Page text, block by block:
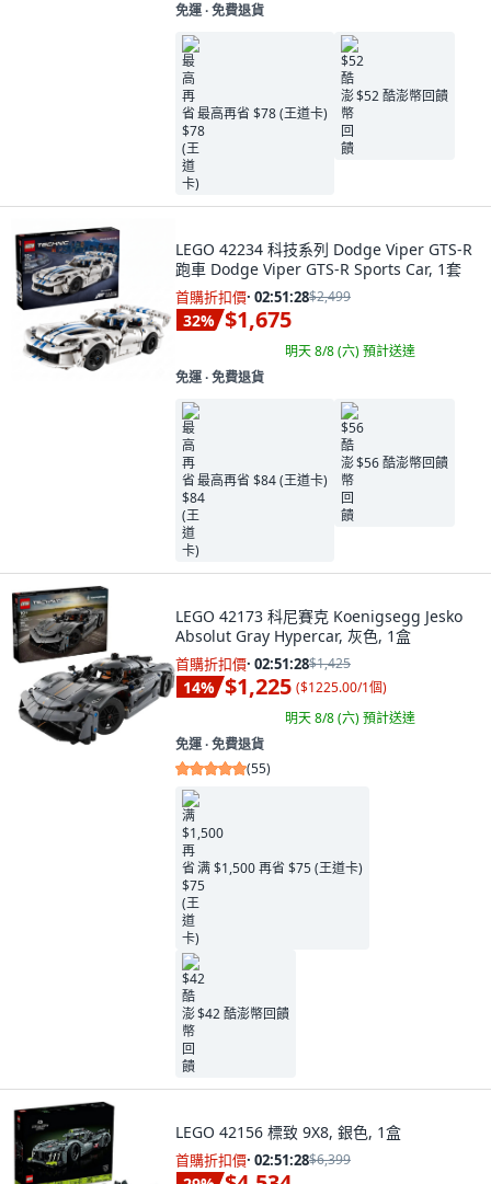
免運 ∙ 免費退貨
最高再省 $78 (王道卡)
$52 酷澎幣回饋
LEGO 42234 科技系列 Dodge Viper GTS-R
跑車 Dodge Viper GTS-R Sports Car, 1套
首購折扣價· 02:51:27$2,499
32% $1,675
明天 8/8 (六)預計送達
免運 ∙ 免費退貨
最高再省 $84 (王道卡)
$56 酷澎幣回饋
LEGO 42173 科尼賽克 Koenigsegg Jesko
Absolut Gray Hypercar, 灰色, 1盒
首購折扣價· 02:51:27$1,425
14% $1,225 ($1225.00/1個)
明天 8/8 (六)預計送達
免運 ∙ 免費退貨
(55)
满 $1,500 再省 $75 (王道卡)
$42 酷澎幣回饋
LEGO 42156 標致 9X8, 銀色, 1盒
首購折扣價· 02:51:27$6,399